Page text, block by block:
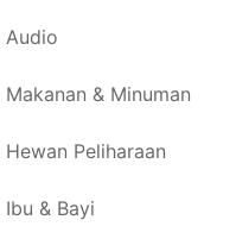
Audio
Makanan & Minuman
Hewan Peliharaan
Ibu & Bayi